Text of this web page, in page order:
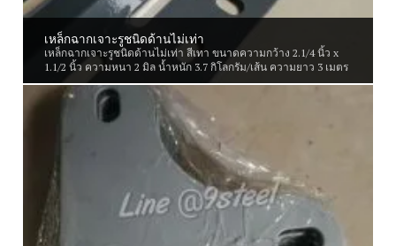
เหล็กฉากเจาะรูชนิดด้านไม่เท่า
เหล็กฉากเจาะรูชนิดด้านไม่เท่า สีเทา ขนาดความกว้าง 2.1/4 นิ้ว x
1.1/2 นิ้ว ความหนา 2 มิล น้ำหนัก 3.7 กิโลกรัม/เส้น ความยาว 3 เมตร